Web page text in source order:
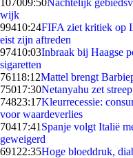
107009:50Nachtelijk
wijk
99410:24FIFA ziet kritiek op
eist zijn aftreden
97410:03Inbraak bij Haagse
sigaretten
76118:12Mattel brengt
75017:30Netanyahu zet
74823:17Kleurrecessie:
voor waardeverlies
70417:41 Spanje volgt Italië
geweigerd
691 22:35Hoge bloeddruk,